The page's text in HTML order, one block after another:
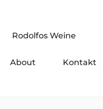
Rodolfos Weine
About Kontakt